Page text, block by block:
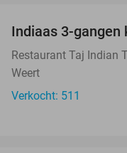
Indiaas 3-gangen
Restaurant Taj Indian
Weert
Verkocht: 511